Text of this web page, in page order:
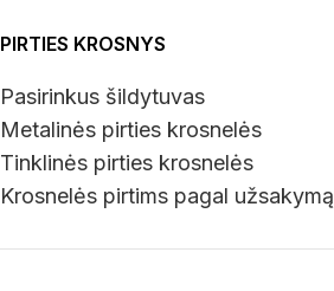
PIRTIES KROSNYS
Pasirinkus šildytuvas
Metalinės pirties krosnelės
Tinklinės pirties krosnelės
Krosnelės pirtims pagal užsakymą